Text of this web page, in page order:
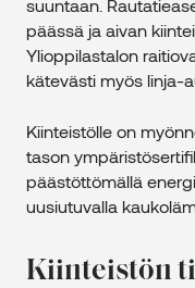
suuntaan.
päässä ja aivan
Ylioppilastalon
kätevästi myös linja-
Kiinteistölle on
tason
päästöttömällä
uusiutuvalla
Kiinteistön